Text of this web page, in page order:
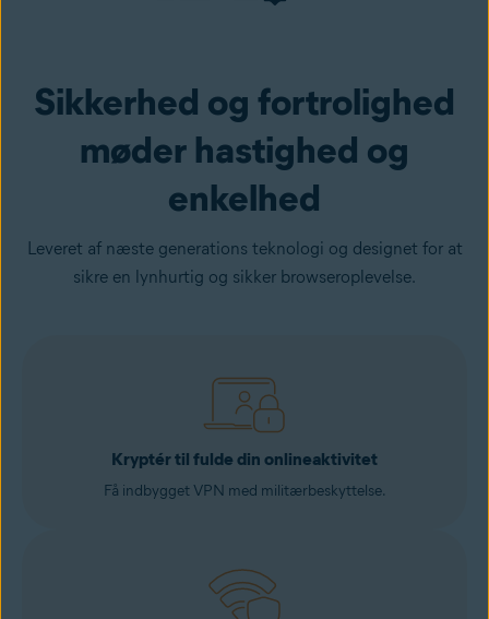
Sikkerhed og fortrolighed
møder hastighed og
enkelhed
Leveret af næste generations teknologi og designet for at
sikre en lynhurtig og sikker browseroplevelse.
Kryptér til fulde din onlineaktivitet
Få indbygget VPN med militærbeskyttelse.